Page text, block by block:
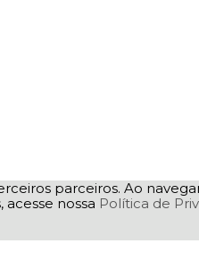
parceiros. Ao
nossa Política de